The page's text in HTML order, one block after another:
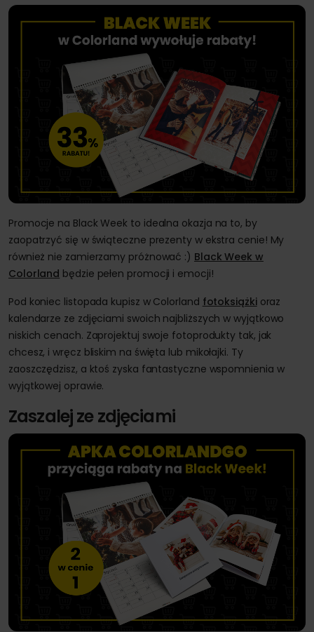
Promocje na Black Week to idealna okazja na to, by
zaopatrzyć się w świąteczne prezenty w ekstra cenie! My
również nie zamierzamy próżnować :) Black Week w
Colorland będzie pełen promocji i emocji!
Pod koniec listopada kupisz w Colorland fotoksiążkioraz
kalendarze ze zdjęciami swoich najbliższych w wyjątkowo
niskich cenach. Zaprojektuj swoje fotoprodukty tak, jak
chcesz, i wręcz bliskim na święta lub mikołajki. Ty
zaoszczędzisz, a ktoś zyska fantastyczne wspomnienia w
wyjątkowej oprawie.
Zaszalej ze zdjęciami